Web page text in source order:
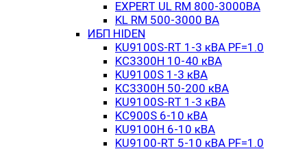
EXPERT UL RM 800-3000ВА
KL RM 500-3000 ВА
ИБП HIDEN
KU9100S-RT 1-3 кВА PF=1.0
KC3300H 10-40 кВА
KU9100S 1-3 кВА
KC3300H 50-200 кВА
KU9100S-RT 1-3 кВА
KC900S 6-10 кВА
KU9100H 6-10 кВА
KU9100-RT 5-10 кВА PF=1.0